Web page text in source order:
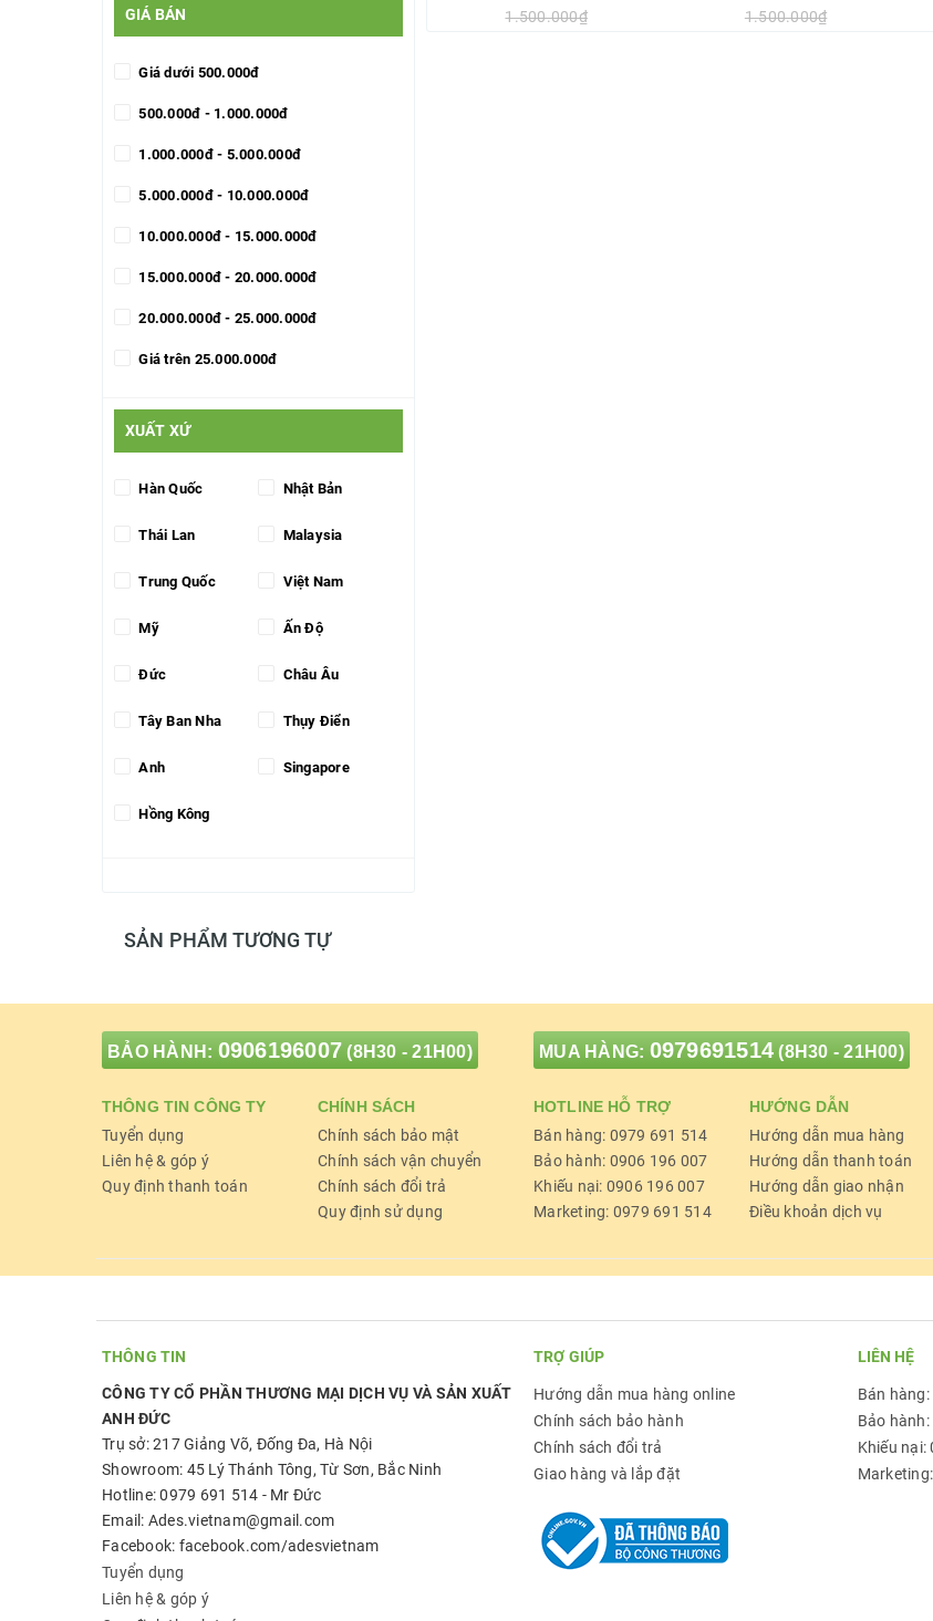
GIÁ BÁN
Giá dưới 500.000đ
500.000đ - 1.000.000đ
1.000.000đ - 5.000.000đ
5.000.000đ - 10.000.000đ
10.000.000đ - 15.000.000đ
15.000.000đ - 20.000.000đ
20.000.000đ - 25.000.000đ
Giá trên 25.000.000đ
XUẤT XỨ
Hàn Quốc Nhật Bản
Thái Lan Malaysia
Trung Quốc Việt Nam
Mỹ Ấn Độ
Đức Châu Âu
Tây Ban Nha Thụy Điển
Anh Singapore
Hồng Kông
1.500.000₫ 1.500.000₫
SẢN PHẨM TƯƠNG TỰ
BẢO HÀNH: 0906196007 (8H30 - 21H00) MUA HÀNG: 0979691514 (8H30 - 21H00)
THÔNG TIN CÔNG TY
Tuyển dụng
Liên hệ & góp ý
Quy định thanh toán
CHÍNH SÁCH
Chính sách bảo mật
Chính sách vận chuyển
Chính sách đổi trả
Quy định sử dụng
HOTLINE HỖ TRỢ
Bán hàng: 0979 691 514
Bảo hành: 0906 196 007
Khiếu nại: 0906 196 007
Marketing: 0979 691 514
HƯỚNG DẪN
Hướng dẫn mua hàng
Hướng dẫn thanh toán
Hướng dẫn giao nhận
Điều khoản dịch vụ
THÔNG TIN
CÔNG TY CỔ PHẦN THƯƠNG MẠI DỊCH VỤ VÀ SẢN XUẤT
ANH ĐỨC
Trụ sở: 217 Giảng Võ, Đống Đa, Hà Nội
Showroom: 45 Lý Thánh Tông, Từ Sơn, Bắc Ninh
Hotline: 0979 691 514 - Mr Đức
Email: Ades.vietnam@gmail.com
Facebook: facebook.com/adesvietnam
Tuyển dụng
Liên hệ & góp ý
TRỢ GIÚP
Hướng dẫn mua hàng online
Chính sách bảo hành
Chính sách đổi trả
Giao hàng và lắp đặt
LIÊN HỆ
Bán
Bảo
Khiếu nại: